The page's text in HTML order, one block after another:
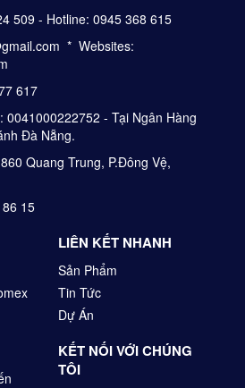
509 - Hotline: 0945 368 615
* Websites:
617
0041000222752 - Tại Ngân Hàng
Đà Nẵng.
Quang Trung, P.Đông Vệ,
15
LIÊN KẾT NHANH
Sản Phẩm
Tin Tức
Dự Án
KẾT NỐI VỚI CHÚNG
TÔI